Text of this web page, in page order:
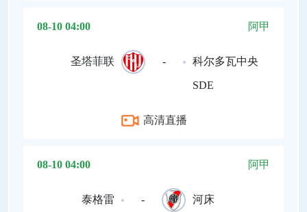
08-10 04:00 阿甲
圣塔菲联 - 科尔多瓦中央
SDE
高清直播
08-10 04:00 阿甲
泰格雷 - 河床